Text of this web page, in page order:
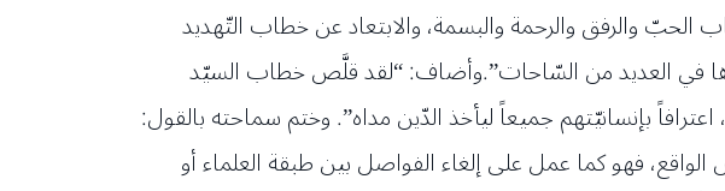
الحبّ والرفق والرحمة والبسمة، والابتعاد عن خطاب التّهديد
في العديد من السّاحات”.وأضاف: “لقد قلَّص خطاب السيّد
بإنسانيّتهم جميعاً ليأخذ الدّين مداه”. وختم سماحته بالقول:
فهو كما عمل على إلغاء الفواصل بين طبقة العلماء أو